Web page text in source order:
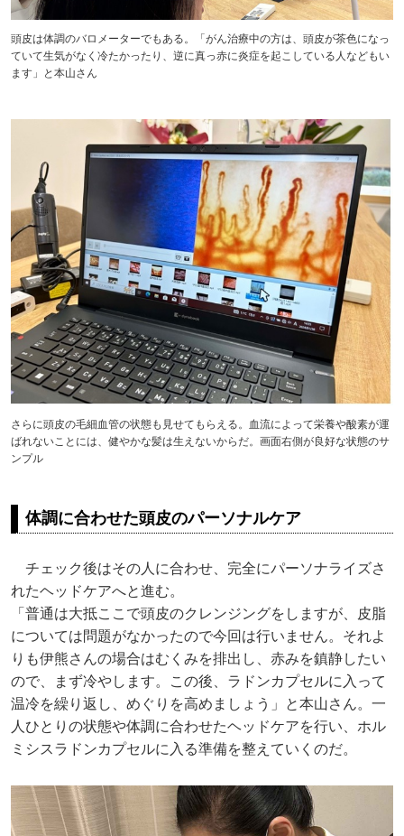
頭皮は体調のバロメーターでもある。「がん治療中の方は、頭皮が茶色になっ
ていて生気がなく冷たかったり、逆に真っ赤に炎症を起こしている人などもい
ます」と本山さん
さらに頭皮の毛細血管の状態も見せてもらえる。血流によって栄養や酸素が運
ばれないことには、健やかな髪は生えないからだ。画面右側が良好な状態のサ
ンプル
体調に合わせた頭皮のパーソナルケア
チェック後はその人に合わせ、完全にパーソナライズさ
れたヘッドケアへと進む。
「普通は大抵ここで頭皮のクレンジングをしますが、皮脂
については問題がなかったので今回は行いません。それよ
りも伊熊さんの場合はむくみを排出し、赤みを鎮静したい
ので、まず冷やします。この後、ラドンカプセルに入って
温冷を繰り返し、めぐりを高めましょう」と本山さん。一
人ひとりの状態や体調に合わせたヘッドケアを行い、ホル
ミシスラドンカプセルに入る準備を整えていくのだ。